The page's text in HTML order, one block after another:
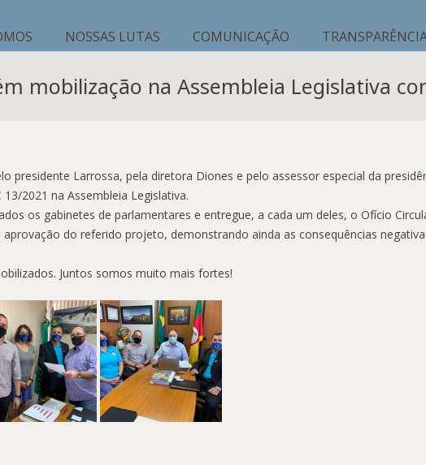
NOSSAS LUTAS COMUNICAÇÃO
mobilização na Assembleia Legislativa
presidente Larrossa, pela diretora Diones e pelo assessor especial da
2021 na Assembleia Legislativa.
os gabinetes de parlamentares e entregue, a cada um deles, o Ofício
do referido projeto, demonstrando ainda as consequências
Juntos somos muito mais fortes!